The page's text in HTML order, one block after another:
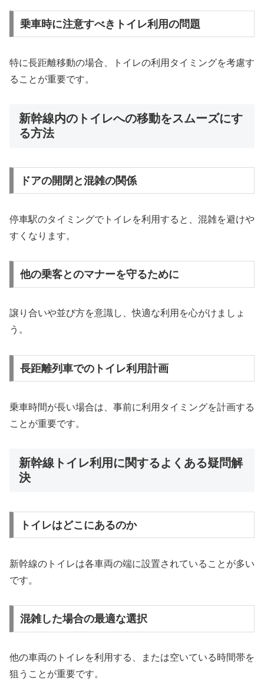
乗車時に注意すべきトイレ利用の問題
特に長距離移動の場合、トイレの利用タイミングを考慮す
ることが重要です。
新幹線内のトイレへの移動をスムーズにす
る方法
ドアの開閉と混雑の関係
停車駅のタイミングでトイレを利用すると、混雑を避けや
すくなります。
他の乗客とのマナーを守るために
譲り合いや並び方を意識し、快適な利用を心がけましょ
う。
長距離列車でのトイレ利用計画
乗車時間が長い場合は、事前に利用タイミングを計画する
ことが重要です。
新幹線トイレ利用に関するよくある疑問解
決
トイレはどこにあるのか
新幹線のトイレは各車両の端に設置されていることが多い
です。
混雑した場合の最適な選択
他の車両のトイレを利用する、または空いている時間帯を
狙うことが重要です。